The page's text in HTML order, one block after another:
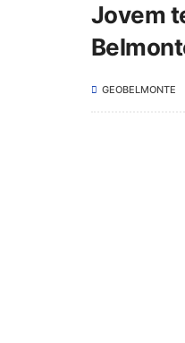
Jovem
GEOBELMONTE